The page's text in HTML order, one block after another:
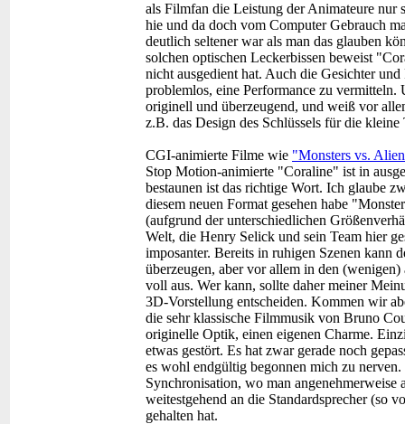
als Filmfan die Leistung der Animateure nur
hie und da doch vom Computer Gebrauch
deutlich seltener war als man das glauben
solchen optischen Leckerbissen beweist
nicht ausgedient hat. Auch die Gesichter
problemlos, eine Performance zu vermitteln.
originell und überzeugend, und weiß vor
z.B. das Design des Schlüssels für die
CGI-animierte Filme wie "Monsters vs.
Stop Motion-animierte "Coraline" ist in
bestaunen ist das richtige Wort. Ich glaube
diesem neuen Format gesehen habe
(aufgrund der unterschiedlichen
Welt, die Henry Selick und sein Team hier
imposanter. Bereits in ruhigen Szenen kann
überzeugen, aber vor allem in den
voll aus. Wer kann, sollte daher meiner
3D-Vorstellung entscheiden. Kommen wir
die sehr klassische Filmmusik von Bruno
originelle Optik, einen eigenen Charme.
etwas gestört. Es hat zwar gerade noch
es wohl endgültig begonnen mich zu
Synchronisation, wo man angenehmerweise
weitestgehend an die Standardsprecher (so
gehalten hat.